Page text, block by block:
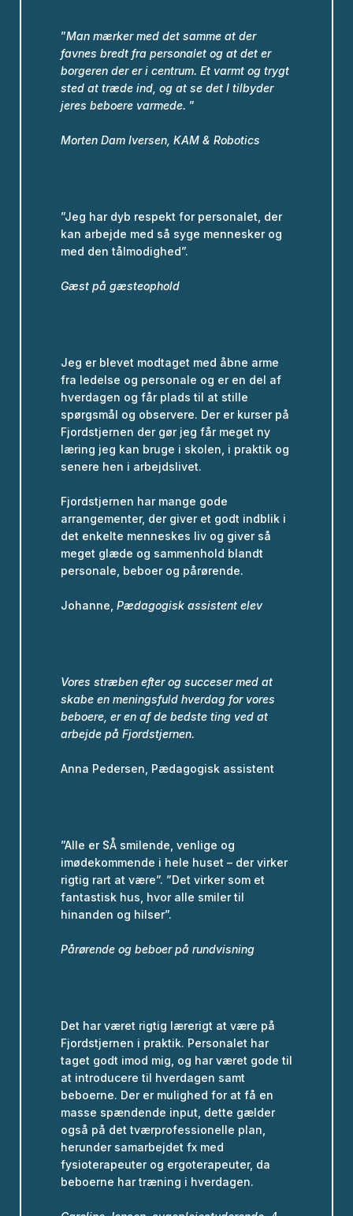
”Man mærker med det samme at der
favnes bredt fra personalet og at det er
borgeren der er i centrum. Et varmt og trygt
sted at træde ind, og at se det I tilbyder
jeres beboere varmede. ”
Morten Dam Iversen, KAM & Robotics
”Jeg har dyb respekt for personalet, der
kan arbejde med så syge mennesker og
med den tålmodighed”.
Gæst på gæsteophold
Jeg er blevet modtaget med åbne arme
fra ledelse og personale og er en del af
hverdagen og får plads til at stille
spørgsmål og observere. Der er kurser på
Fjordstjernen der gør jeg får meget ny
læring jeg kan bruge i skolen, i praktik og
senere hen i arbejdslivet.
Fjordstjernen har mange gode
arrangementer, der giver et godt indblik i
det enkelte menneskes liv og giver så
meget glæde og sammenhold blandt
personale, beboer og pårørende.
Johanne, Pædagogisk assistent elev
Vores stræben efter og succeser med at
skabe en meningsfuld hverdag for vores
beboere, er en af de bedste ting ved at
arbejde på Fjordstjernen.
Anna Pedersen, Pædagogisk assistent
”Alle er SÅ smilende, venlige og
imødekommende i hele huset – der virker
rigtig rart at være”. ”Det virker som et
fantastisk hus, hvor alle smiler til
hinanden og hilser”.
Pårørende og beboer på rundvisning
Det har været rigtig lærerigt at være på
Fjordstjernen i praktik. Personalet har
taget godt imod mig, og har været gode til
at introducere til hverdagen samt
beboerne. Der er mulighed for at få en
masse spændende input, dette gælder
også på det tværprofessionelle plan,
herunder samarbejdet fx med
fysioterapeuter og ergoterapeuter, da
beboerne har træning i hverdagen.